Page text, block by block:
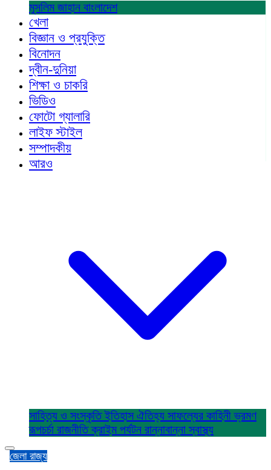
মুসলিম জাহান বাংলাদেশ
খেলা
বিজ্ঞান ও প্রযুক্তি
বিনোদন
দ্বীন-দুনিয়া
শিক্ষা ও চাকরি
ভিডিও
ফোটো গ্যালারি
লাইফ স্টাইল
সম্পাদকীয়
আরও
সাহিত্য ও সংস্কৃতিইতিহাস ঐতিহ্য সাফল্যের কাহিনীভ্রমণ
রূপচর্চা রাজনীতিক্রাইম পর্যটন রান্নাবান্নাস্বাস্থ্য
জেলা রাজ্য